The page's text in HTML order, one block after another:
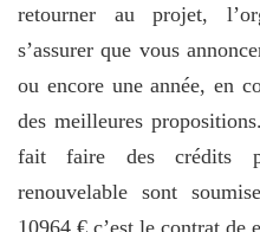
retourner au projet,
s’assurer que vous
ou encore une année, en
des meilleures
fait faire des crédits
renouvelable sont
10964 € c’est le contrat de